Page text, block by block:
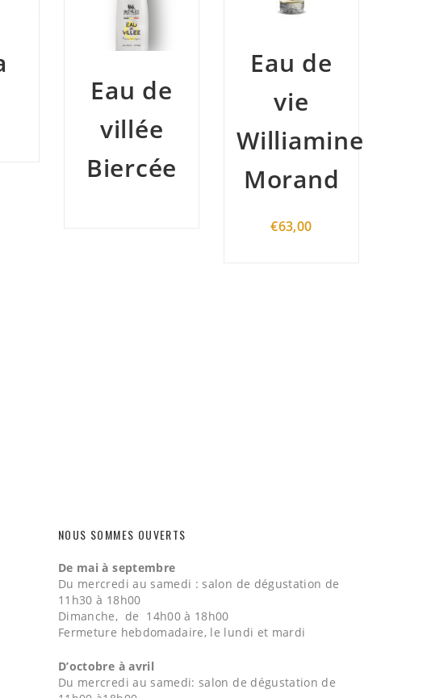
vie
Williamine
Morand
Liqueur
Williamine
Morand
€54,50
NOUS SOMMES OUVERTS
De mai à septembre
Du mercredi au samedi : salon de dégustation de
11h30 à 18h00
Dimanche, de 14h00 à 18h00
Fermeture hebdomadaire, le lundi et mardi
D’octobre à avril
Du mercredi au samedi: salon de dégustation de